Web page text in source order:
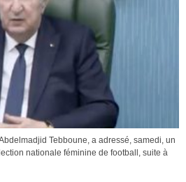
Tebboune, a adressé, samedi, un
nationale féminine de football, suite à